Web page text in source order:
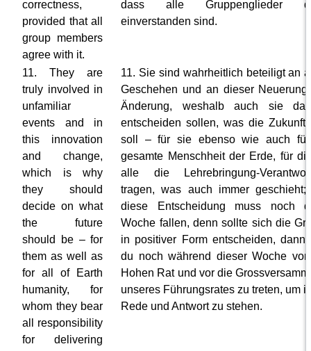
correctness,
provided that all
group members
agree with it.
dass alle Gruppenglieder
einverstanden sind.
11. They are
truly involved in
unfamiliar
events and in
this innovation
and change,
which is why
they should
decide on what
the future
should be – for
them as well as
for all of Earth
humanity, for
whom they bear
all responsibility
for delivering
11. Sie sind wahrheitlich beteiligt an
Geschehen und an dieser Neuerung
Änderung, weshalb auch sie
entscheiden sollen, was die Zukunft
soll – für sie ebenso wie auch
gesamte Menschheit der Erde, für
alle die Lehrebringung-
tragen, was auch immer geschieht;
diese Entscheidung muss noch
Woche fallen, denn sollte sich die
in positiver Form entscheiden, dann
du noch während dieser Woche vor
Hohen Rat und vor die
unseres Führungsrates zu treten, um
Rede und Antwort zu stehen.